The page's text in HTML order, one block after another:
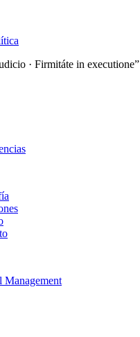
· Firmitáte in executione”
Management